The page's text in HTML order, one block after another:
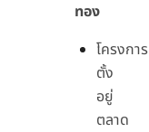
ทอง
โครงการ
ตั้ง
อยู่
ตลาด